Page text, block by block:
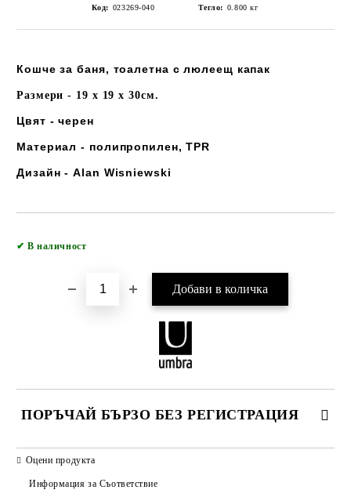
Код: 023269-040 Тегло: 0.800 кг
Кошче за баня, тоалетна с люлеещ капак
Размери - 19 x 19 x 30см.
Цвят - черен
Материал - полипропилен, TPR
Дизайн - Alan Wisniewski
✔ В наличност
ПОРЪЧАЙ БЪРЗО БЕЗ РЕГИСТРАЦИЯ
Оцени продукта
Информация за Съответствие